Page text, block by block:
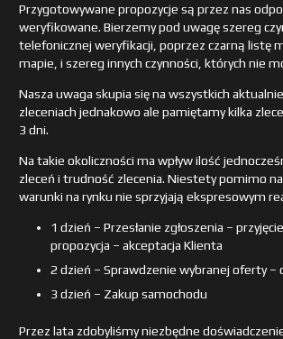
Przygotowywane propozycje są przez nas
weryfikowane. Bierzemy pod uwagę szereg
telefonicznej weryfikacji, poprzez czarną listę
mapie, i szereg innych czynności, których nie
Nasza uwaga skupia się na wszystkich
zleceniach jednakowo ale pamiętamy kilka
3 dni.
Na takie okoliczności ma wpływ ilość
zleceń i trudność zlecenia. Niestety pomimo
warunki na rynku nie sprzyjają ekspresowym
1 dzień – Przesłanie zgłoszenia –
propozycja – akceptacja Klienta
2 dzień – Sprawdzenie wybranej oferty –
3 dzień – Zakup samochodu
Przez lata zdobyliśmy niezbędne